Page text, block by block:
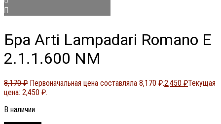
Бра Arti Lampadari Romano E
2.1.1.600 NM
8,170₽ Первоначальная цена составляла 8,170 ₽.2,450 ₽Текущая
цена: 2,450 ₽.
В наличии